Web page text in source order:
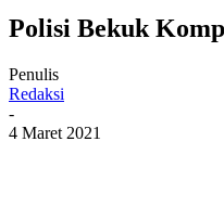
Polisi Bekuk
Penulis
Redaksi
-
4 Maret 2021